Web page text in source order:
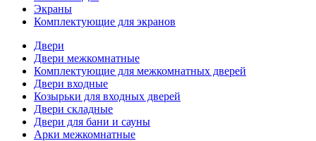
Экраны
Комплектующие для экранов
Двери
Двери межкомнатные
Комплектующие для межкомнатных дверей
Двери входные
Козырьки для входных дверей
Двери складные
Двери для бани и сауны
Арки межкомнатные